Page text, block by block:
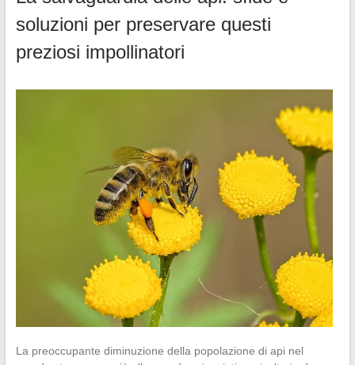
soluzioni per preservare questi
preziosi impollinatori
La preoccupante diminuzione della popolazione di api nel